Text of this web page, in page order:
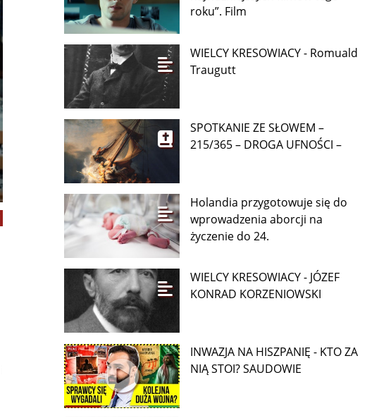
roku”. Film
WIELCY KRESOWIACY - Romuald
Traugutt
SPOTKANIE ZE SŁOWEM –
215/365 – DROGA UFNOŚCI –
Holandia przygotowuje się do
wprowadzenia aborcji na
życzenie do 24.
WIELCY KRESOWIACY - JÓZEF
KONRAD KORZENIOWSKI
INWAZJA NA HISZPANIĘ - KTO ZA
NIĄ STOI? SAUDOWIE